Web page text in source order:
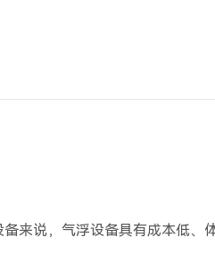
来说，气浮设备具有成本低、